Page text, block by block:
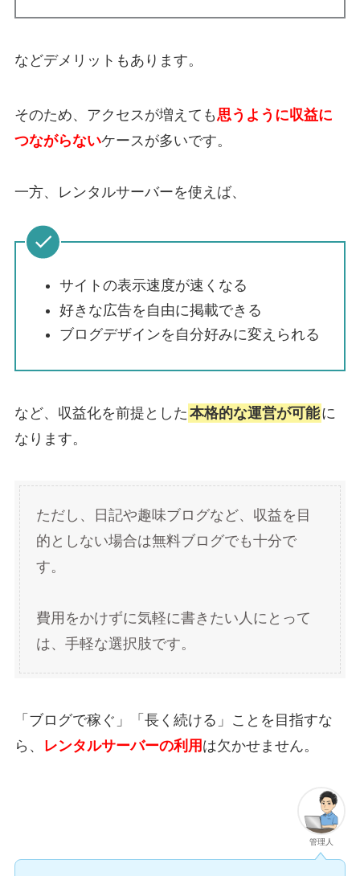
などデメリットもあります。
そのため、アクセスが増えても思うように収益に
つながらないケースが多いです。
一方、レンタルサーバーを使えば、
サイトの表示速度が速くなる
好きな広告を自由に掲載できる
ブログデザインを自分好みに変えられる
など、収益化を前提とした 本格的な運営が可能に
なります。
ただし、日記や趣味ブログなど、収益を目
的としない場合は無料ブログでも十分で
す。
費用をかけずに気軽に書きたい人にとって
は、手軽な選択肢です。
「ブログで稼ぐ」「長く続ける」ことを目指すな
ら、
レンタルサーバーの利用 は欠かせません。
管理人